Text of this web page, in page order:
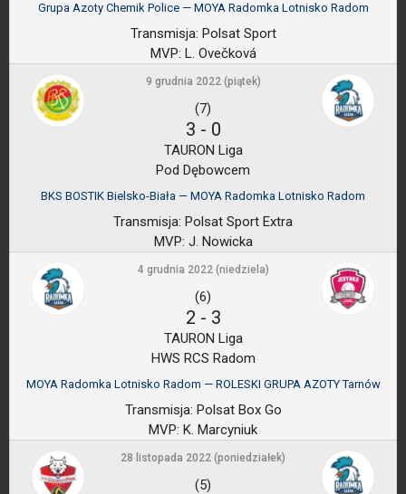
Grupa Azoty Chemik Police — MOYA Radomka Lotnisko Radom
Transmisja: Polsat Sport
MVP: L. Ovečková
9 grudnia 2022 (piątek)
(7)
3 - 0
TAURON Liga
Pod Dębowcem
BKS BOSTIK Bielsko-Biała — MOYA Radomka Lotnisko Radom
Transmisja: Polsat Sport Extra
MVP: J. Nowicka
4 grudnia 2022 (niedziela)
(6)
2 - 3
TAURON Liga
HWS RCS Radom
MOYA Radomka Lotnisko Radom — ROLESKI GRUPA AZOTY Tarnów
Transmisja: Polsat Box Go
MVP: K. Marcyniuk
28 listopada 2022 (poniedziałek)
(5)